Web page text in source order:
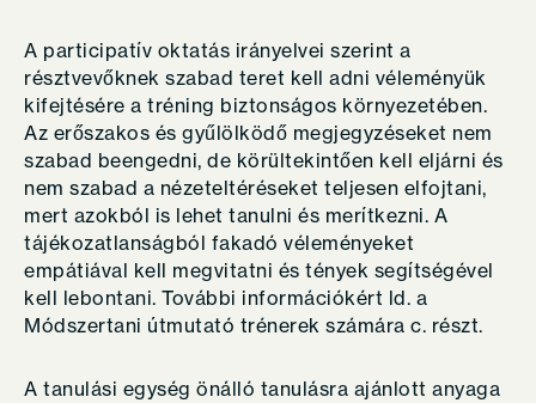
A participatív oktatás irányelvei szerint a
résztvevőknek szabad teret kell adni véleményük
kifejtésére a tréning biztonságos környezetében.
Az erőszakos és gyűlölködő megjegyzéseket nem
szabad beengedni, de körültekintően kell eljárni és
nem szabad a nézeteltéréseket teljesen elfojtani,
mert azokból is lehet tanulni és merítkezni. A
tájékozatlanságból fakadó véleményeket
empátiával kell megvitatni és tények segítségével
kell lebontani. További információkért ld. a
Módszertani útmutató trénerek számára c. részt.
A tanulási egység önálló tanulásra ajánlott anyaga